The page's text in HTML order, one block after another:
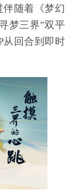
伴随着《梦幻
梦三界”双平
从回合到即时